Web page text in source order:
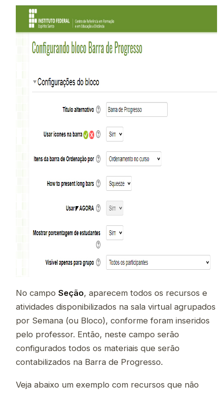
No campo Seção, aparecem todos os recursos e
atividades disponibilizados na sala virtual agrupados
por Semana (ou Bloco), conforme foram inseridos
pelo professor. Então, neste campo serão
configurados todos os materiais que serão
contabilizados na Barra de Progresso.
Veja abaixo um exemplo com recursos que não